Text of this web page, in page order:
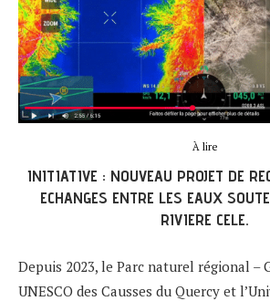
À lire
INITIATIVE : NOUVEAU PROJET DE
ECHANGES ENTRE LES EAUX
RIVIERE CELE.
Depuis 2023, le Parc naturel régional –
UNESCO des Causses du Quercy et